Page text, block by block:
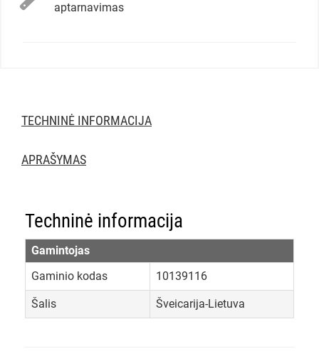
aptarnavimas
TECHNINĖ INFORMACIJA
APRAŠYMAS
Techninė informacija
Gamintojas
Gaminio kodas
10139116
Šalis Šveicarija-Lietuva